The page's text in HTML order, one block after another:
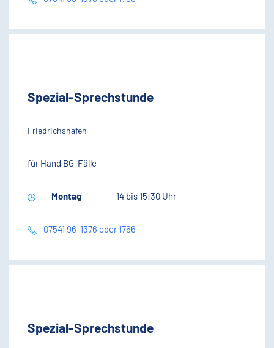
Spezial-Sprechstunde
Friedrichshafen
für Hand BG-Fälle
Montag 14 bis 15:30 Uhr
07541 96-1376 oder 1766
Spezial-Sprechstunde